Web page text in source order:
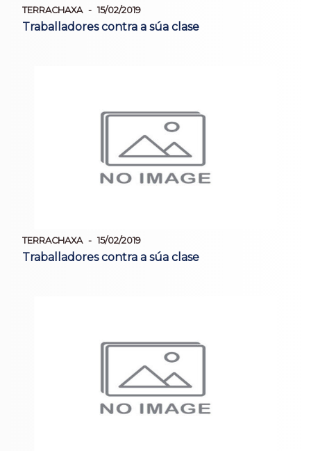
TERRACHAXA 15/02/2019
Traballadores contra a súa clase
TERRACHAXA 15/02/2019
Traballadores contra a súa clase